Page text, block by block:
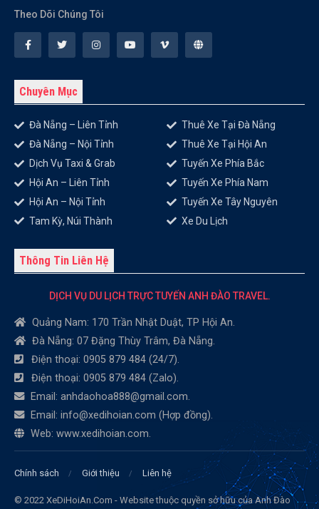
Theo Dõi Chúng Tôi
Chuyên Mục
Đà Nẵng – Liên Tỉnh
Đà Nẵng – Nội Tỉnh
Dịch Vụ Taxi & Grab
Hội An – Liên Tỉnh
Hội An – Nội Tỉnh
Tam Kỳ, Núi Thành
Thuê Xe Tại Đà Nẵng
Thuê Xe Tại Hội An
Tuyến Xe Phía Bắc
Tuyến Xe Phía Nam
Tuyến Xe Tây Nguyên
Xe Du Lịch
Thông Tin Liên Hệ
DỊCH VỤ DU LỊCH TRỰC TUYẾN ANH ĐÀO TRAVEL.
Quảng Nam: 170 Trần Nhật Duật, TP Hội An.
Đà Nẵng: 07 Đặng Thùy Trâm, Đà Nẵng.
Điện thoại: 0905 879 484 (24/7).
Điện thoại: 0905 879 484 (Zalo).
Email: anhdaohoa888@gmail.com.
Email: info@xedihoian.com (Hợp đồng).
Web: www.xedihoian.com.
Chính sách Giới thiệu Liên hệ
© 2022 XeDiHoiAn.Com - Website thuộc quyền sở hữu của Anh Đào